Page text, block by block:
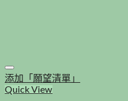
添加「願望清單」
Quick View